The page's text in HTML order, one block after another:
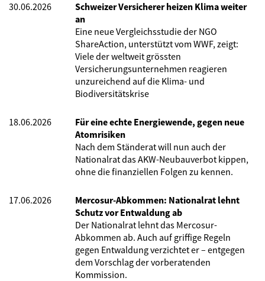
30.06.2026
Schweizer Versicherer heizen Klima weiter
an
Eine neue Vergleichsstudie der NGO
ShareAction, unterstützt vom WWF, zeigt:
Viele der weltweit grössten
Versicherungsunternehmen reagieren
unzureichend auf die Klima- und
Biodiversitätskrise
18.06.2026
Für eine echte Energiewende, gegen neue
Atomrisiken
Nach dem Ständerat will nun auch der
Nationalrat das AKW-Neubauverbot kippen,
ohne die finanziellen Folgen zu kennen.
17.06.2026
Mercosur-Abkommen: Nationalrat lehnt
Schutz vor Entwaldung ab
Der Nationalrat lehnt das Mercosur-
Abkommen ab. Auch auf griffige Regeln
gegen Entwaldung verzichtet er – entgegen
dem Vorschlag der vorberatenden
Kommission.